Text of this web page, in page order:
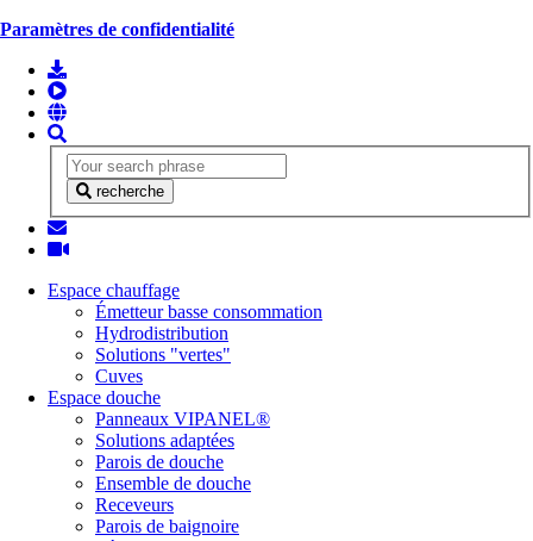
Paramètres de confidentialité
recherche
Espace chauffage
Émetteur basse consommation
Hydrodistribution
Solutions "vertes"
Cuves
Espace douche
Panneaux VIPANEL®
Solutions adaptées
Parois de douche
Ensemble de douche
Receveurs
Parois de baignoire